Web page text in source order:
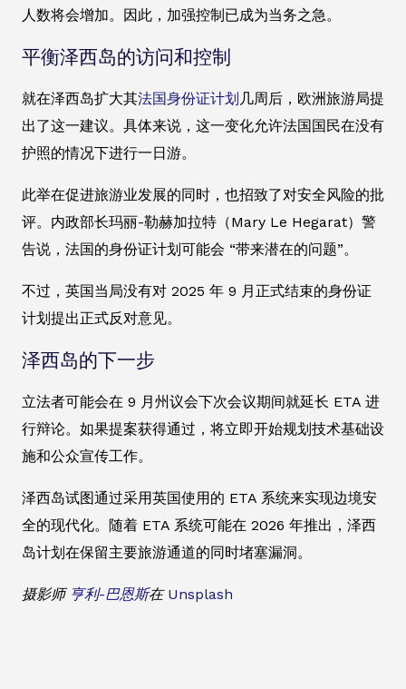
人数将会增加。因此，加强控制已成为当务之急。
平衡泽西岛的访问和控制
就在泽西岛扩大其法国身份证计划几周后，欧洲旅游局提
出了这一建议。具体来说，这一变化允许法国国民在没有
护照的情况下进行一日游。
此举在促进旅游业发展的同时，也招致了对安全风险的批
评。内政部长玛丽-勒赫加拉特（Mary Le Hegarat）警
告说，法国的身份证计划可能会 “带来潜在的问题”。
不过，英国当局没有对 2025 年 9 月正式结束的身份证
计划提出正式反对意见。
泽西岛的下一步
立法者可能会在 9 月州议会下次会议期间就延长 ETA 进
行辩论。如果提案获得通过，将立即开始规划技术基础设
施和公众宣传工作。
泽西岛试图通过采用英国使用的 ETA 系统来实现边境安
全的现代化。随着 ETA 系统可能在 2026 年推出，泽西
岛计划在保留主要旅游通道的同时堵塞漏洞。
摄影师 亨利-巴恩斯在 Unsplash